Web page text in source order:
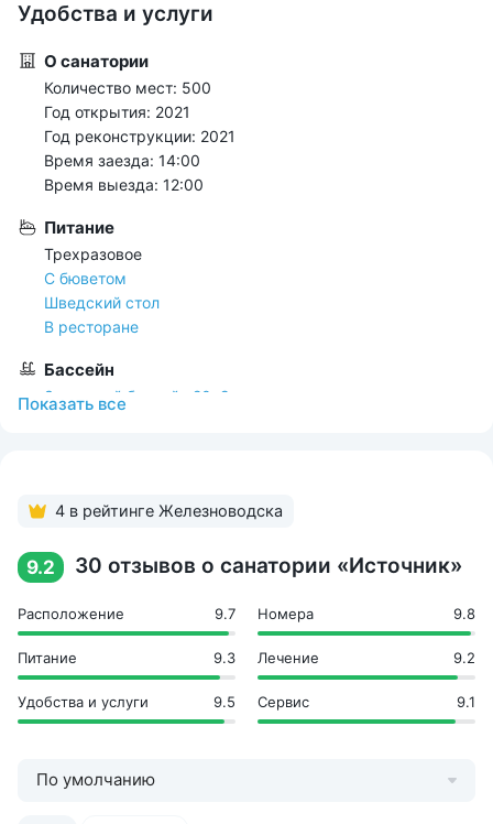
Удобства и услуги
О санатории
Количество мест: 500
Год открытия: 2021
Год реконструкции: 2021
Время заезда: 14:00
Время выезда: 12:00
Питание
Трехразовое
С бюветом
Шведский стол
В ресторане
Бассейн
Закрытый бассейн 20х9 м
От ж/д вокзала 790 м
До парка 300 м
До источника 550 м
До центра города 470 м
Развлечения
Бассейн
Библиотека
Бильярд
Настольный теннис
Показать всe
9.2 30 отзывов о санатории «Источник»
4 в рейтинге Железноводска
Расположение 9.7 Номера 9.8
Питание 9.3 Лечение 9.2
Удобства и услуги 9.5 Сервис 9.1
По умолчанию